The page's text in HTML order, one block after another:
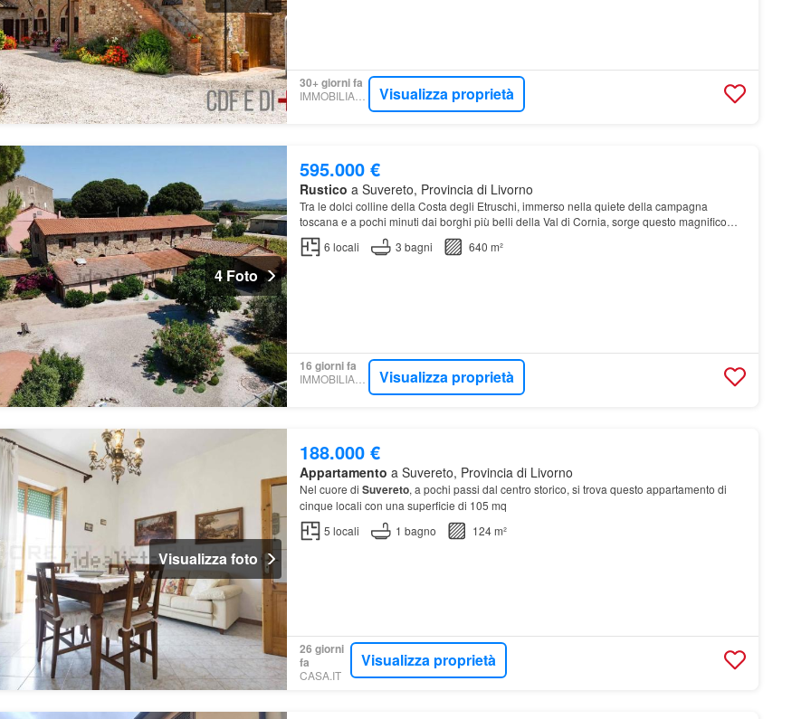
30+ giorni fa
IMMOBILIARE.IT Visualizza proprietà
4 Foto
595.000 €
Rustico a Suvereto, Provincia di Livorno
Tra le dolci colline della Costa degli Etruschi, immerso nella quiete della campagna
toscana e a pochi minuti dai borghi più belli della Val di Cornia, sorge questo magnifico
casale in pietra, un'aut
6 locali 3 bagni 640 m²
16 giorni fa
IMMOBILIARE.IT Visualizza proprietà
Visualizza foto
188.000 €
Appartamento a Suvereto, Provincia di Livorno
Nel cuore di Suvereto, a pochi passi dal centro storico, si trova questo appartamento di
cinque locali con una superficie di 105 mq
5 locali 1 bagno 124 m²
26 giorni
fa
CASA.IT
Visualizza proprietà